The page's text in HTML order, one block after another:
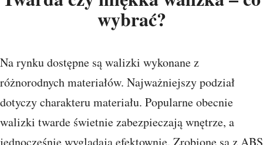
wybrać?
Na rynku dostępne są walizki wykonane z
różnorodnych materiałów. Najważniejszy podział
dotyczy charakteru materiału. Popularne obecnie
walizki twarde świetnie zabezpieczają wnętrze, a